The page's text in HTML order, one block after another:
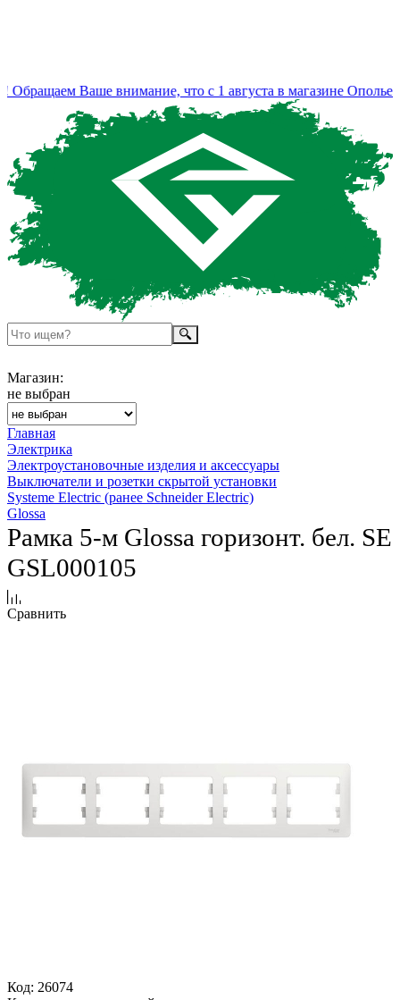
Ваше внимание, что с 1 августа в магазине Ополье
Магазин:
не выбран
Главная
Электрика
Электроустановочные изделия и аксессуары
Выключатели и розетки скрытой установки
Systeme Electric (ранее Schneider Electric)
Glossa
Рамка 5-м Glossa горизонт. бел. SE
GSL000105
Сравнить
Код: 26074